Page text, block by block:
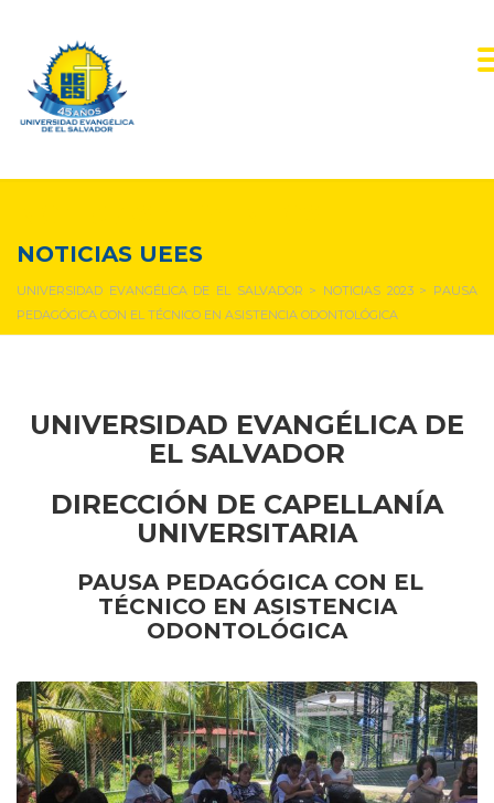
NOTICIAS UEES
UNIVERSIDAD EVANGÉLICA DE EL SALVADOR > NOTICIAS 2023> PAUSA
PEDAGÓGICA CON EL TÉCNICO EN ASISTENCIA ODONTOLÓGICA
UNIVERSIDAD EVANGÉLICA DE
EL SALVADOR
DIRECCIÓN DE CAPELLANÍA
UNIVERSITARIA
PAUSA PEDAGÓGICA CON EL
TÉCNICO EN ASISTENCIA
ODONTOLÓGICA